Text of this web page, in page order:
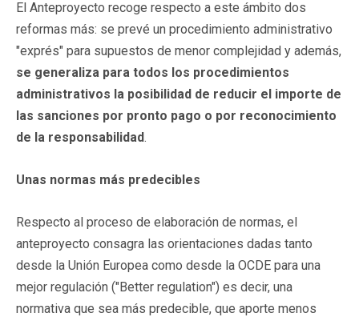
El Anteproyecto recoge respecto a este ámbito dos
reformas más: se prevé un procedimiento administrativo
"exprés" para supuestos de menor complejidad y además,
se generaliza para todos los procedimientos
administrativos la posibilidad de reducir el importe de
las sanciones por pronto pago o por reconocimiento
de la responsabilidad.
Unas normas más predecibles
Respecto al proceso de elaboración de normas, el
anteproyecto consagra las orientaciones dadas tanto
desde la Unión Europea como desde la OCDE para una
mejor regulación ("Better regulation") es decir, una
normativa que sea más predecible, que aporte menos